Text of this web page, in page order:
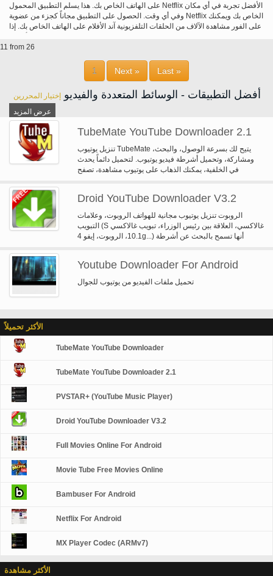
على الهاتف الخاص بك. هذا يسلم التطبيق المحمول Netflix الأفضل تجربة في أي مكان
وفي أي وقت. الحصول على التطبيق مجاناً كجزء من عضوية Netflix الخاص بك ويمكنك
على الفور مشاهدة الآلاف من الحلقات التلفزيونية آند الأفلام على الهاتف الخاص بك. إذا
11 from 26
1 Next » Last »
أفضل التطبيقات - الوسائط المتعددة والفيديو
إختيار المحررين
عرض المزيد
TubeMate YouTube Downloader 2.1
تنزيل يوتيوب TubeMate يتيح لك بسرعة الوصول، والبحث،
ومشاركة، وتحميل أشرطة فيديو يوتيوب. لتحميل دائماً يحدث
في الخلفية، يمكنك الذهاب على يوتيوب مشاهدة، تصفح
Droid YouTube Downloader V3.2
الروبوت تنزيل يوتيوب مجانية للهواتف الروبوت، وعلامات
التبويب (S غالاكسي، العلاقة بين رئيس الوزراء، تبويب غالاكسي
10.1، الروبوت، إيفو 4g...) أنها تسمح بالبحث عن أشرطة
كالفيديو ذات جودة عالية ولكن أيضا كأغنية (استخراج الصوت من
الفيديو). أنها بسيطة جداً لاستخدام وتحميل بسرعة. جربة، قد
مجاناً يمكنك استخدام AppManager (متوفر في السوق)
Youtube Downloader For Android
تحميل ملفات الفيديو من يوتيوب للجوال
الأكثر تحميلاً
TubeMate YouTube Downloader
TubeMate YouTube Downloader 2.1
PVSTAR+ (YouTube Music Player)
Droid YouTube Downloader V3.2
Full Movies Online For Android
Movie Tube Free Movies Online
Bambuser For Android
Netflix For Android
MX Player Codec (ARMv7)
الأكثر مشاهدة